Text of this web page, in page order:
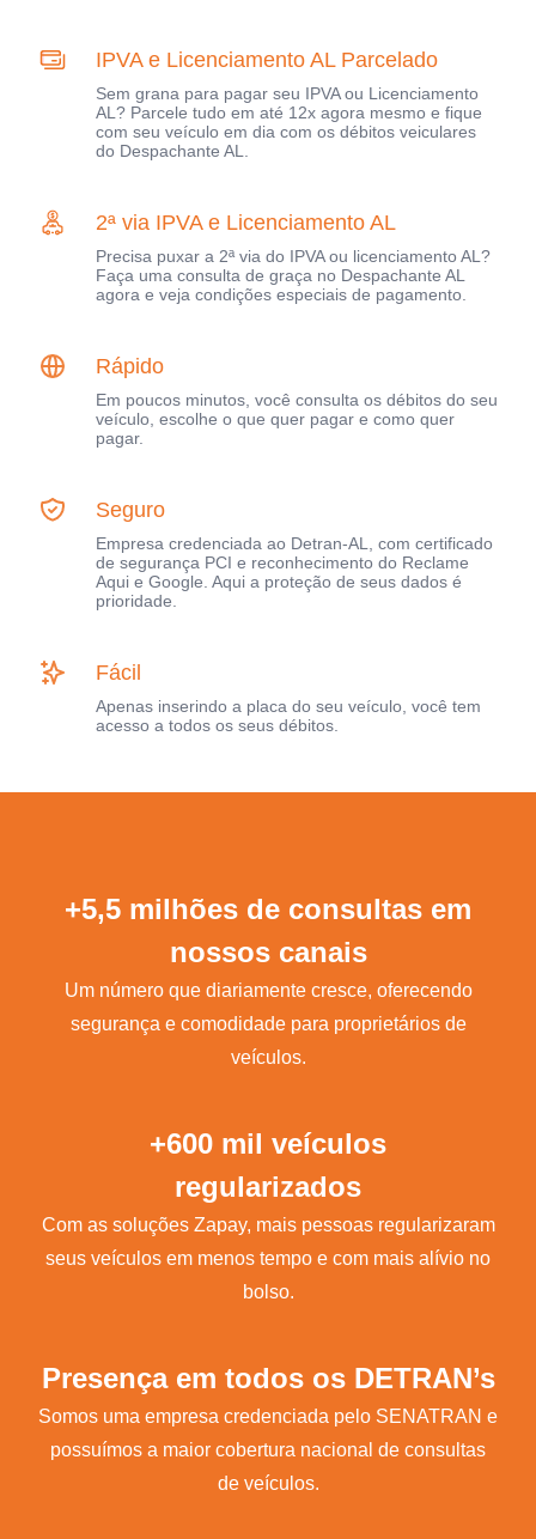
IPVA e Licenciamento AL Parcelado
Sem grana para pagar seu IPVA ou Licenciamento
AL? Parcele tudo em até 12x agora mesmo e fique
com seu veículo em dia com os débitos veiculares
do Despachante AL.
2ª via IPVA e Licenciamento AL
Precisa puxar a 2ª via do IPVA ou licenciamento AL?
Faça uma consulta de graça no Despachante AL
agora e veja condições especiais de pagamento.
Rápido
Em poucos minutos, você consulta os débitos do seu
veículo, escolhe o que quer pagar e como quer
pagar.
Seguro
Empresa credenciada ao Detran-AL, com certificado
de segurança PCI e reconhecimento do Reclame
Aqui e Google. Aqui a proteção de seus dados é
prioridade.
Fácil
Apenas inserindo a placa do seu veículo, você tem
acesso a todos os seus débitos.
+5,5 milhões de consultas em
nossos canais
Um número que diariamente cresce, oferecendo
segurança e comodidade para proprietários de
veículos.
+600 mil veículos
regularizados
Com as soluções Zapay, mais pessoas regularizaram
seus veículos em menos tempo e com mais alívio no
bolso.
Presença em todos os DETRAN’s
Somos uma empresa credenciada pelo SENATRAN e
possuímos a maior cobertura nacional de consultas
de veículos.